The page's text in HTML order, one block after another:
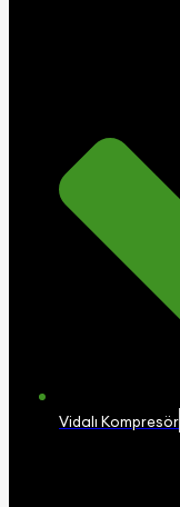
Vidalı Kompresör